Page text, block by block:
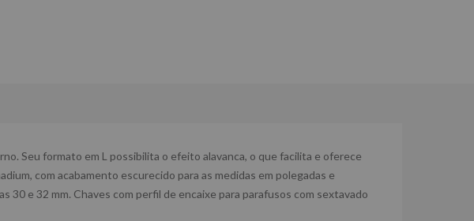
Seu formato em L possibilita o efeito alavanca, o que facilita e oferece
com acabamento escurecido para as medidas em polegadas e
30 e 32 mm. Chaves com perfil de encaixe para parafusos com sextavado